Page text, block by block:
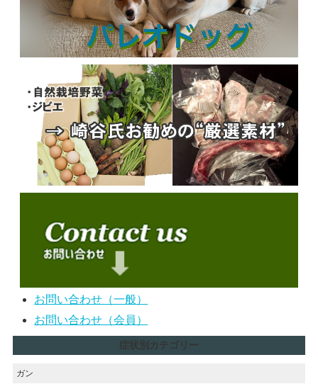
お問い合わせ（一般）
お問い合わせ（会員）
症状別カテゴリー
ガン